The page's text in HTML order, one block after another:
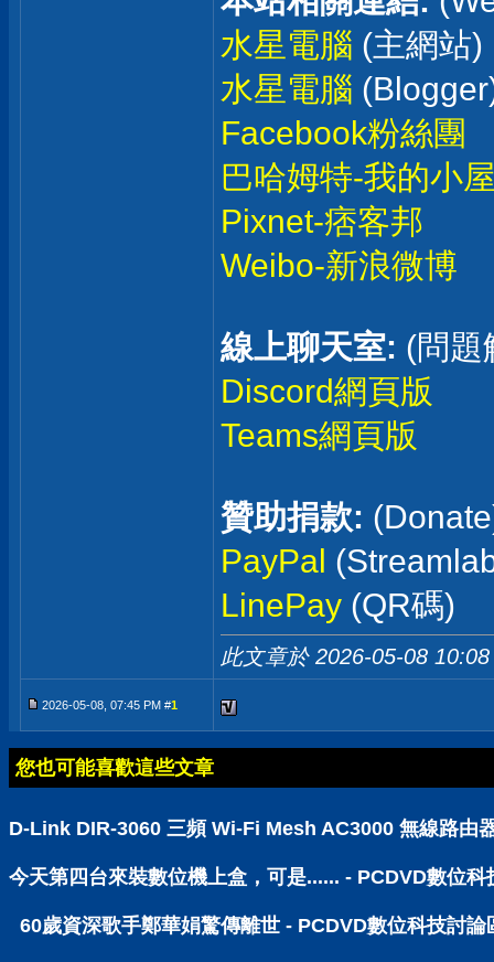
水星電腦 (主網站)
水星電腦
Facebook粉絲團
巴哈姆特-我的小
Pixnet-痞客邦
Weibo-新浪微博
線上聊天室: (問題
Discord網頁版
Teams網頁版
贊助捐款:
PayPal
LinePay (QR碼)
此文章於 2026-05-08
2026-05-08, 07:45 PM #1
您也可能喜歡這些文章
D-Link DIR-3060 三頻 Wi-Fi Mesh AC3000 無線路由
今天第四台來裝數位機上盒，可是...... - PCDVD數位科
60歲資深歌手鄭華娟驚傳離世 - PCDVD數位科技討論